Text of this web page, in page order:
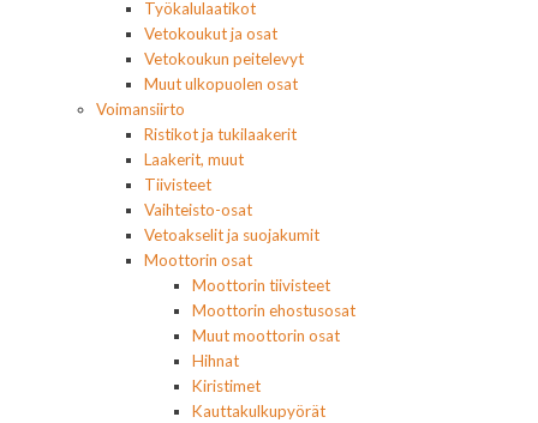
Työkalulaatikot
Vetokoukut ja osat
Vetokoukun peitelevyt
Muut ulkopuolen osat
Voimansiirto
Ristikot ja tukilaakerit
Laakerit, muut
Tiivisteet
Vaihteisto-osat
Vetoakselit ja suojakumit
Moottorin osat
Moottorin tiivisteet
Moottorin ehostusosat
Muut moottorin osat
Hihnat
Kiristimet
Kauttakulkupyörät